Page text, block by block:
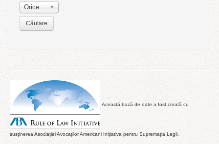
Orice
Această bază de date a fost creată cu
susținerea Asociației Avocaților Americani Inițiativa pentru Supremația Legii.